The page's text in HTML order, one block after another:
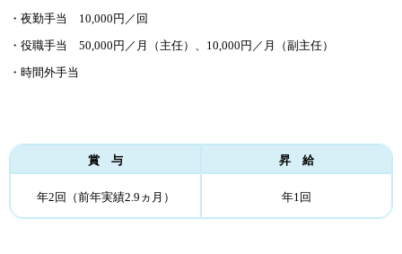
・夜勤手当 10,000円／回
・役職手当 50,000円／月（主任）、10,000円／月（副主任）
・時間外手当
賞 与 昇 給
年2回（前年実績2.9ヵ月） 年1回